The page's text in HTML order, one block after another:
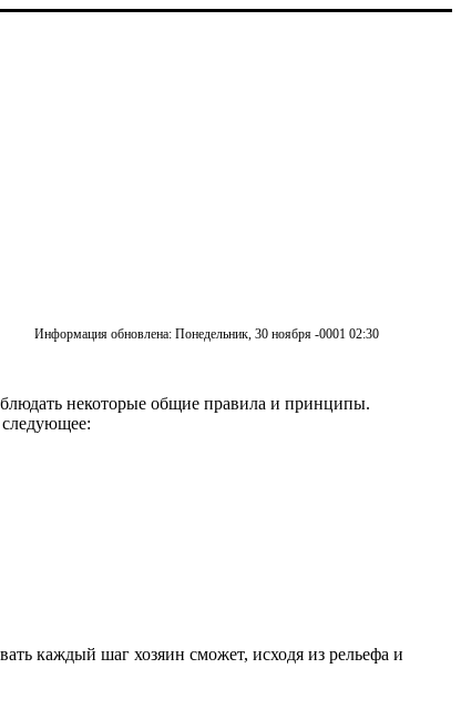
Информация обновлена: Понедельник, 30 ноября -0001 02:30
некоторые общие правила и принципы.
следующее:
каждый шаг хозяин сможет, исходя из рельефа и